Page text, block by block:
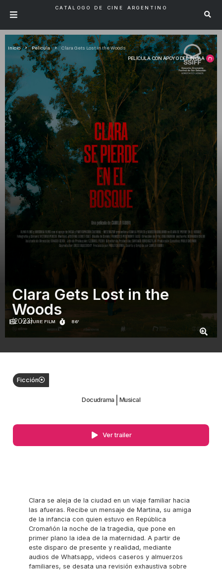
CATÁLOGO DE CINE ARGENTINO
PELÍCULA CON APOYO DEL INCAA
Inicio Pelicula Clara Gets Lost in the Woods
FEATURE FILM 86'
Clara Gets Lost in the
Woods
(2023)
Ficción
Docudrama Musical
Ver trailer
Clara se aleja de la ciudad en un viaje familiar hacia
las afueras. Recibe un mensaje de Martina, su amiga
de la infancia con quien estuvo en República
Cromañón la noche de la tragedia, que pone en
primer plano la idea de la maternidad. A partir de
este disparo de presente y realidad, mediante
audios de Whatsapp, videos caseros y almuerzos
familiares, se desata una revisión exhaustiva sobre